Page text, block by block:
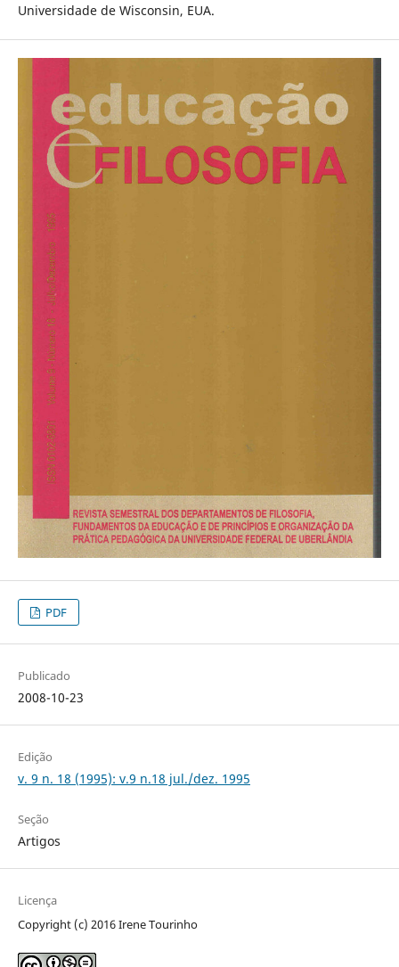
Universidade de Wisconsin, EUA.
PDF
Publicado
2008-10-23
Edição
v. 9 n. 18 (1995): v.9 n.18 jul./dez. 1995
Seção
Artigos
Licença
Copyright (c) 2016 Irene Tourinho